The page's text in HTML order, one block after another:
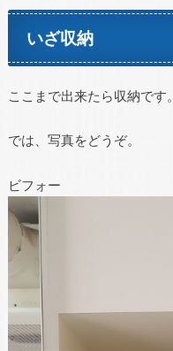
いざ収納
ここまで出来たら収納です。
では、写真をどうぞ。
ビフォー